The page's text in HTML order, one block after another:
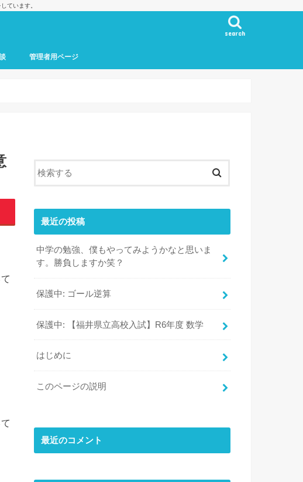
ています。
search
管理者用ページ
最近の投稿
中学の勉強、僕もやってみようかなと思いま
す。勝負しますか笑？
保護中: ゴール逆算
保護中: 【福井県立高校入試】R6年度 数学
はじめに
このページの説明
最近のコメント